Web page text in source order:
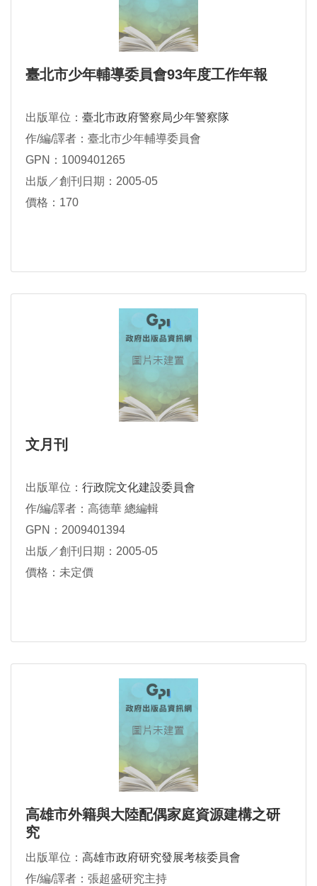
臺北市少年輔導委員會93年度工作年報
出版單位： 臺北市政府警察局少年警察隊
作/編/譯者：臺北市少年輔導委員會
GPN：1009401265
出版／創刊日期：2005-05
價格：170
文月刊
出版單位： 行政院文化建設委員會
作/編/譯者：高德華 總編輯
GPN：2009401394
出版／創刊日期：2005-05
價格：未定價
高雄市外籍與大陸配偶家庭資源建構之研
究
出版單位： 高雄市政府研究發展考核委員會
作/編/譯者：張超盛研究主持